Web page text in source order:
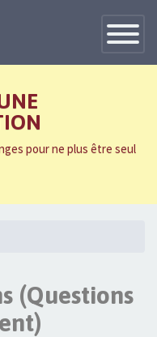
Toggle
pour ne plus être seul
(Questions